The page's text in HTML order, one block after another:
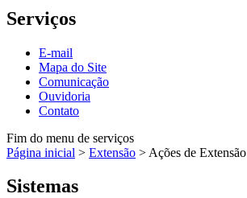
Serviços
E-mail
Mapa do Site
Comunicação
Ouvidoria
Contato
Fim do menu de serviços
Página inicial > Extensão > Ações de Extensão
Sistemas